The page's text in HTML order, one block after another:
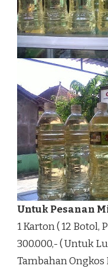
Untuk Pesanan
1 Karton ( 12 Botol,
300.000,- ( Untuk
Tambahan Ongkos